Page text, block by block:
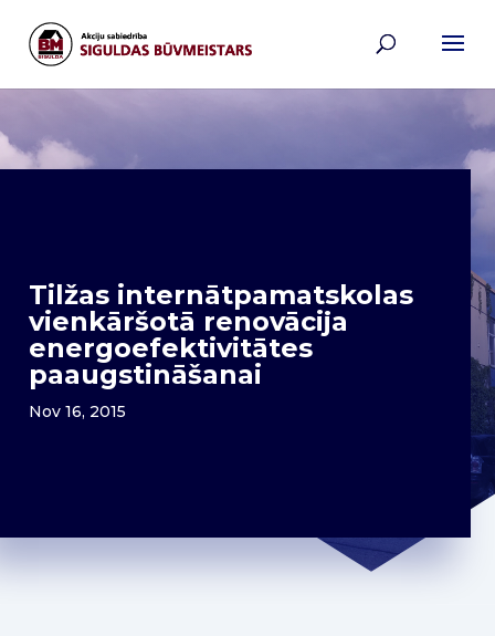
Tilžas internātpamatskolas
vienkāršotā renovācija
energoefektivitātes
paaugstināšanai
Nov 16, 2015